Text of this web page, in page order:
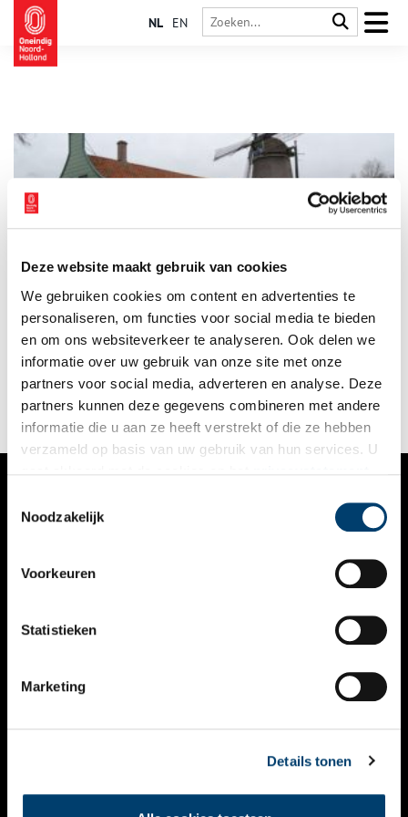
Deze website maakt gebruik van cookies
We gebruiken cookies om content en advertenties te
personaliseren, om functies voor social media te bieden
en om ons websiteverkeer te analyseren. Ook delen we
informatie over uw gebruik van onze site met onze
partners voor social media, adverteren en analyse. Deze
partners kunnen deze gegevens combineren met andere
informatie die u aan ze heeft verstrekt of die ze hebben
verzameld op basis van uw gebruik van hun services. U
Noodzakelijk
Voorkeuren
Statistieken
Marketing
Details tonen
NL EN
De schuur naast ‘De Paauw’ is een provinciaal monument.
Ernaast staat een juweeltje: de enige hennepklopwindmolen
ter wereld. Vrijwilligers blazen hier een oud ambacht nieuw
leven in.
VERHALEN
KALENDER
THEMA’S
VIDEO’S
CONTACT